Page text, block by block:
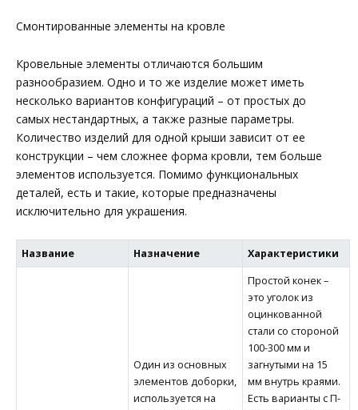
Смонтированные элементы на кровле
Кровельные элементы отличаются большим
разнообразием. Одно и то же изделие может иметь
несколько вариантов конфигураций – от простых до
самых нестандартных, а также разные параметры.
Количество изделий для одной крыши зависит от ее
конструкции – чем сложнее форма кровли, тем больше
элементов используется. Помимо функциональных
деталей, есть и такие, которые предназначены
исключительно для украшения.
Название Назначение Характеристики
Один из основных
элементов доборки,
используется на
Простой конек –
это уголок из
оцинкованной
стали со стороной
100-300 мм и
загнутыми на 15
мм внутрь краями.
Есть варианты с П-